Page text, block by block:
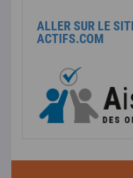
ALLER SUR LE
ACTIFS.COM